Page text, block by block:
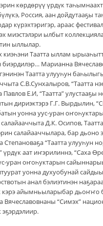
көрдөрүү үрдүк
Россия, аан дойдутааҕы
күрэхтэригэр, араас
миэстэлэри ылбыт
ыллылар.
киэһэни Таатта ыллам
биэрдилэр… Марианна
Таатта улууһун
С.В.Сунхалыров, “Таатта
Е.И, “Таатта” улустааҕы
дириэктэрэ Г.Г. Вырдылин,
уонна уус-уран
Д.К. Осипов,
салайааччылара, бар дьоно
“Таатта улууһун
үрдүк аат иҥэрилиннэ, “Саха
уран оҥоһуктарын
уонна духуобунай сайдыы
анал бэлиэтинэн
кэрэ айымньыларыбар дьоҥҥо
Вячеславовнаны “Симэх”